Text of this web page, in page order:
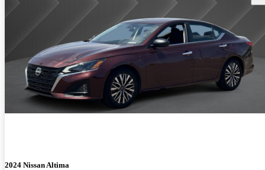
2024 Nissan Altima